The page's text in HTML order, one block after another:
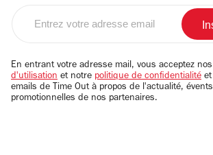
email
En entrant votre adresse mail, vous acceptez nos
d'utilisation et notre politique de confidentialité
emails de Time Out à propos de l'actualité,
promotionnelles de nos partenaires.